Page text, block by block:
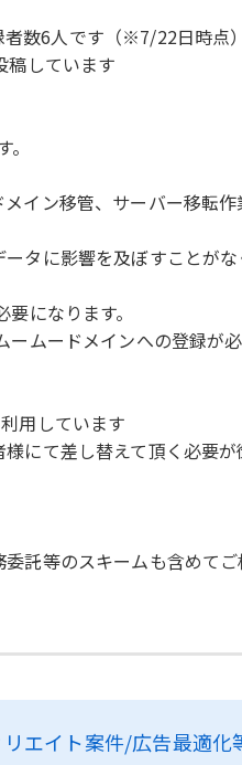
数6人です（※7/22日時点）
稿しています
イン移管、サーバー移転
タに影響を及ぼすことが
になります。
ムードメインへの登録が必
用しています
にて差し替えて頂く必要
託等のスキームも含めてご
エイト案件/広告最適化